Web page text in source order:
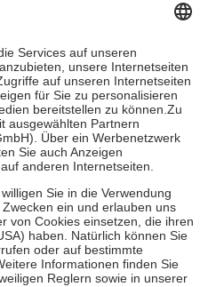
in Höhe von zehn
nie mehr als die tatsächlichen
auch für Online-Apotheken.
beträgt die
sowie zehn Euro je
für ihre eigene Gesundheit zu
der Familie zu unterstützen,
vollendeten 18. Lebensjahr
Früherkennung, die von der